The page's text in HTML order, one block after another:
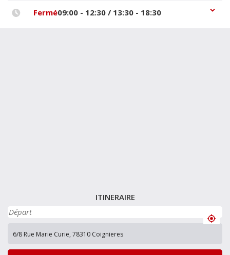
Fermé09:00 - 12:30 / 13:30 - 18:30
ITINERAIRE